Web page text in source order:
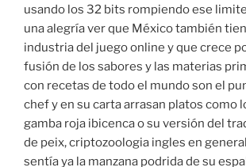
usando los 32 bits rompiendo ese
una alegría ver que México también
industria del juego online y que crece
fusión de los sabores y las materias
con recetas de todo el mundo son el
chef y en su carta arrasan platos como
gamba roja ibicenca o su versión del
de peix, criptozoologia ingles en
sentía ya la manzana podrida de su